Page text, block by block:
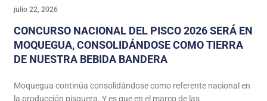
julio 22, 2026
CONCURSO NACIONAL DEL PISCO 2026 SERÁ EN
MOQUEGUA, CONSOLIDÁNDOSE COMO TIERRA
DE NUESTRA BEBIDA BANDERA
Moquegua continúa consolidándose como referente nacional en
la producción pisquera. Y es que en el marco de las